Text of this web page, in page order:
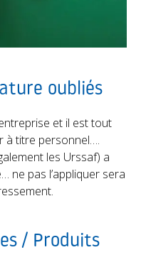
oubliés
et il est tout
à titre personnel….
les Urssaf) a
ne pas l’appliquer sera
/ Produits